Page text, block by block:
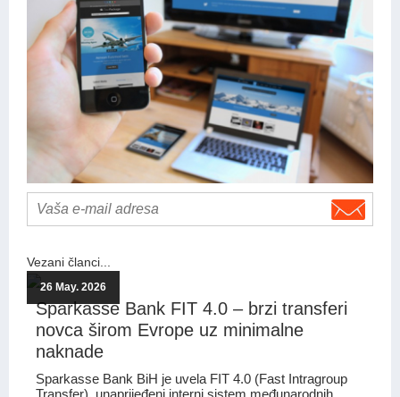
Vezani članci...
26 May. 2026
Sparkasse Bank FIT 4.0 – brzi transferi
novca širom Evrope uz minimalne
naknade
Sparkasse Bank BiH je uvela FIT 4.0 (Fast Intragroup
Transfer), unaprijeđeni interni sistem međunarodnih